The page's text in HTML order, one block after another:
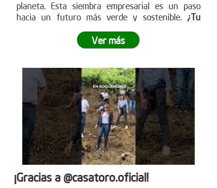
planeta. Esta siembra empresarial es un paso
hacia un futuro más verde y sostenible. ¿Tu
Ver más
¡Gracias a @casatoro.oficial!